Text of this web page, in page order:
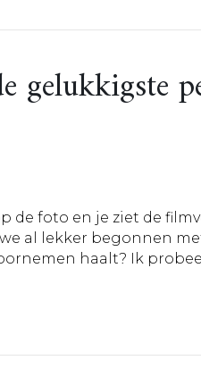
gelukkigste
de foto en je ziet de
al lekker begonnen
haalt? Ik